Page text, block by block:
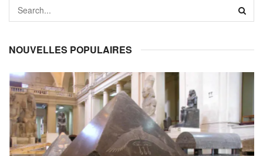
NOUVELLES POPULAIRES